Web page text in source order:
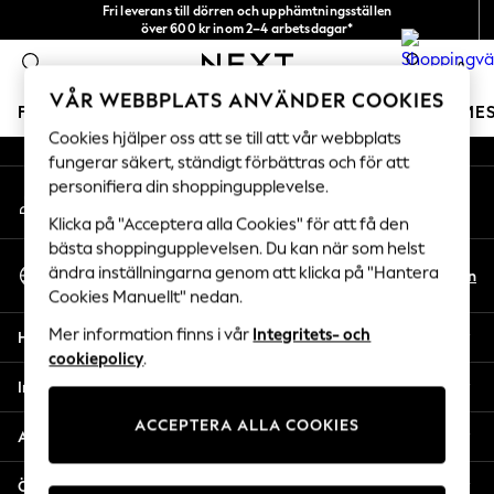
Fri leverans till dörren och upphämtningsställen
över 600 kr inom 2–4 arbetsdagar*
0
FLICKOR POJKAR BABY DAMER HERRAR
GIRLS
New In
50 - 92cm
98 - 110cm
116 - 134cm
140 - 174cm
Trending: Top & Short Sets
Trending: Clogs
All Clothing
Coats & Jackets
Sweatshirts & Hoodies
An error occurred on client
Våra sociala nätverk
Mitt konto
Logga in på ditt konto
Välj Språk
Svenska
Sv En
Hjälp
Integritet & Juridik
Avdelningar
Övriga tjänster
VÅR WEBBPLATS ANVÄNDER COOKIES
Cookies hjälper oss att se till att vår webbplats
fungerar säkert, ständigt förbättras och för att
personifiera din shoppingupplevelse.
Klicka på "Acceptera alla Cookies" för att få den
bästa shoppingupplevelsen. Du kan när som helst
ändra inställningarna genom att klicka på "Hantera
Cookies Manuellt" nedan.
Mer information finns i vår Integritets- och
cookiepolicy.
ACCEPTERA ALLA COOKIES